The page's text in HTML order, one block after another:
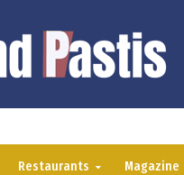
Restaurants Magazine